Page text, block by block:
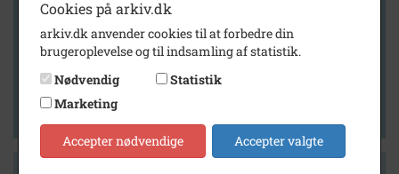
Vis kun med billeder
Vis kun med filmklip
Vis kun med kilder
Cookies på arkiv.dk
arkiv.dk anvender cookies til at forbedre din
brugeroplevelse og til indsamling af statistik.
Nødvendig
Statistik
Marketing
Accepter nødvendige Accepter valgte